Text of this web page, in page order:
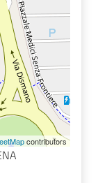
contributors